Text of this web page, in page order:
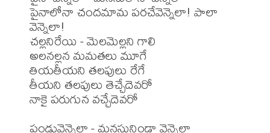
పైనాలోనా చందమామ పరచేవెన్నెలా! పాలా
వెన్నెలా!
చల్లనిరేయి - మెలమెల్లని గాలి
అలనల్లన మమతలు మూగే
తియతీయని తలపులు రేగే
తీయని తలపులు తెచ్చేదెవరో
నాకై పరుగున వచ్చేదెవరో
పండువెన్నెలా - మనసునిండా వెన్నెలా